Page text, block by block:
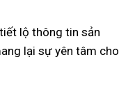
lộ thông tin sản
lại sự yên tâm cho